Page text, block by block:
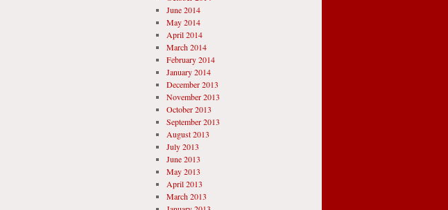
June 2014
May 2014
April 2014
March 2014
February 2014
January 2014
December 2013
November 2013
October 2013
September 2013
August 2013
July 2013
June 2013
May 2013
April 2013
March 2013